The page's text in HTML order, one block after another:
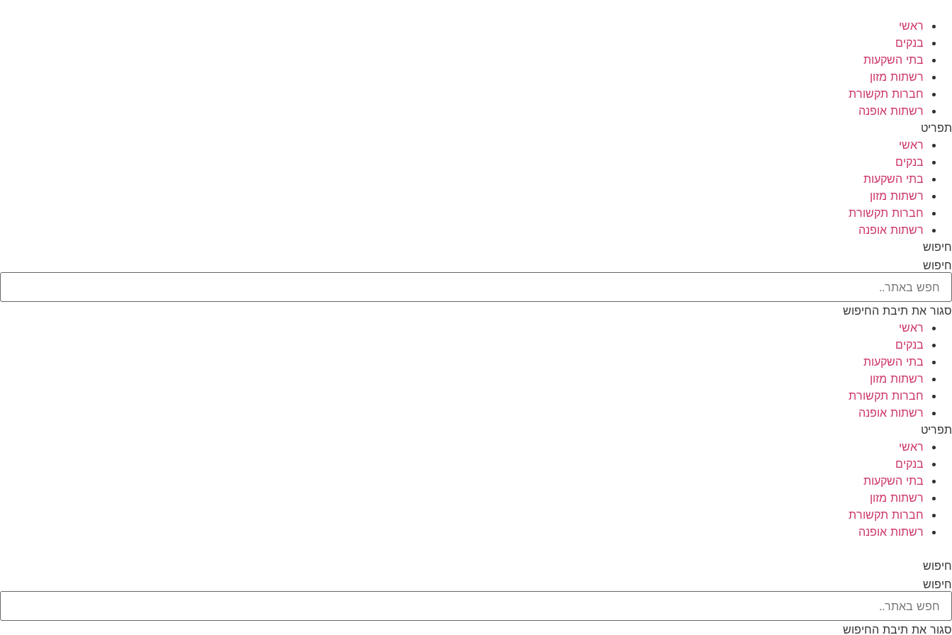
לתוכן
ראשי
בנקים
בתי השקעות
רשתות מזון
חברות תקשורת
רשתות אופנה
תפריט
ראשי
בנקים
בתי השקעות
רשתות מזון
חברות תקשורת
רשתות אופנה
חיפוש
חיפוש
סגור את תיבת החיפוש
ראשי
בנקים
בתי השקעות
רשתות מזון
חברות תקשורת
רשתות אופנה
תפריט
ראשי
בנקים
בתי השקעות
רשתות מזון
חברות תקשורת
רשתות אופנה
חיפוש
חיפוש
סגור את תיבת החיפוש